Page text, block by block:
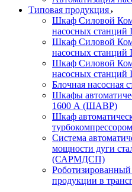
Типовая продукция
Шкаф Силовой
насосных
Шкаф Силовой
насосных
Шкаф Силовой
насосных
Блочная насосная
Шкафы
1600 А (ШАВР)
Шкаф
Система
мощности дуги
(САРМДСП)
продукции в